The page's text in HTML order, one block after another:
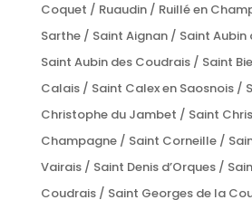
Coquet / Ruaudin / Ruillé en
Sarthe / Saint Aignan / Saint Aubin
Saint Aubin des Coudrais / Saint
Calais / Saint Calex en Saosnois /
Christophe du Jambet / Saint
Champagne / Saint Corneille /
Vairais / Saint Denis d’Orques /
Coudrais / Saint Georges de la